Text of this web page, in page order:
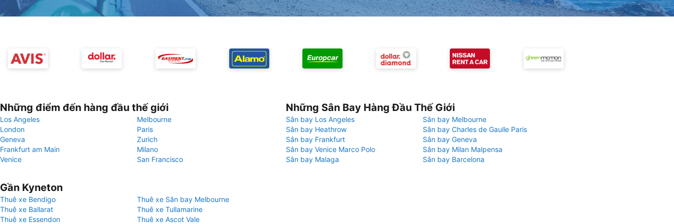
Những điểm đến hàng đầu thế giới
Los Angeles
Melbourne
London
Paris
Geneva
Zurich
Frankfurt am Main
Milano
Venice
San Francisco
Những Sân Bay Hàng Đầu Thế Giới
Sân bay Los Angeles
Sân bay Melbourne
Sân bay Heathrow
Sân bay Charles de Gaulle Paris
Sân bay Frankfurt
Sân bay Geneva
Sân bay Venice Marco Polo
Sân bay Milan Malpensa
Sân bay Malaga
Sân bay Barcelona
Gần Kyneton
Thuê xe Bendigo
Thuê xe Sân bay Melbourne
Thuê xe Ballarat
Thuê xe Tullamarine
Thuê xe Essendon
Thuê xe Ascot Vale